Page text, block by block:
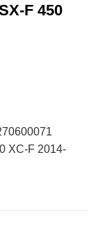
F 450
XC-F 2014-